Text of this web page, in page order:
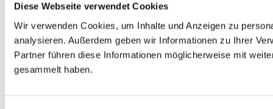
Diese Webseite verwendet Cookies
Wir verwenden Cookies, um Inhalte und Anzeigen zu
analysieren. Außerdem geben wir Informationen zu Ihrer
Partner führen diese Informationen möglicherweise mit
gesammelt haben.